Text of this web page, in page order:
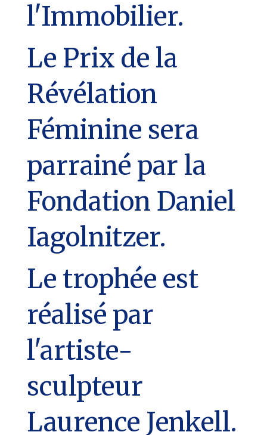
l'Immobilier.
Le Prix de la
Révélation
Féminine sera
parrainé par la
Fondation Daniel
Iagolnitzer.
Le trophée est
réalisé par
l'artiste-
sculpteur
Laurence Jenkell.